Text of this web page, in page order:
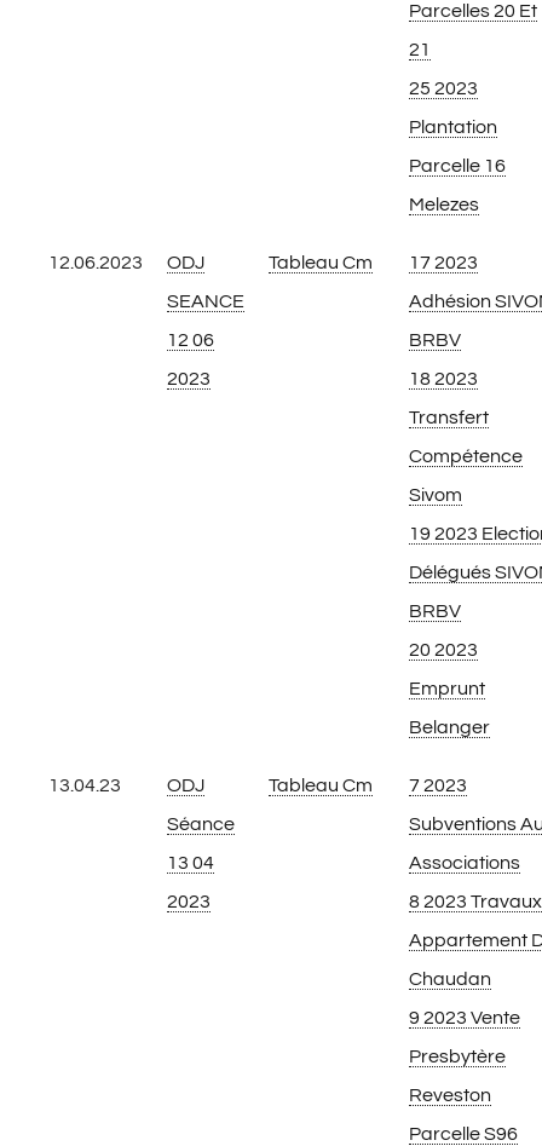
Parcelles 20 Et
21
25 2023
Plantation
Parcelle 16
Melezes
12.06.2023
ODJ
SEANCE
12 06
2023
Tableau Cm
17 2023
Adhésion
BRBV
18 2023
Transfert
Compétence
Sivom
19 2023
Délégués
BRBV
20 2023
Emprunt
Belanger
13.04.23
ODJ
Séance
13 04
2023
Tableau Cm
7 2023
Subventions
Associations
8 2023 Travaux
Appartement
Chaudan
9 2023 Vente
Presbytère
Reveston
Parcelle S96